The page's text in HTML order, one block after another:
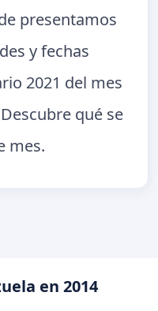
presentamos
y fechas
2021 del mes
qué se
mes.
en 2014